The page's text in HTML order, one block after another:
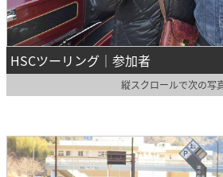
HSCツーリング｜参加者
縦スクロールで次の写